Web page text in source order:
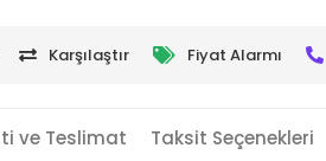
Karşılaştır Fiyat Alarmı
ve Teslimat Taksit Seçenekleri